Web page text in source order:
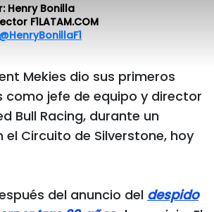
Henry Bonilla
F1LATAM.COM
@HenryBonillaF1
Mekies dio sus primeros
como jefe de equipo y director
Bull Racing, durante un
el Circuito de Silverstone, hoy
del anuncio del despido